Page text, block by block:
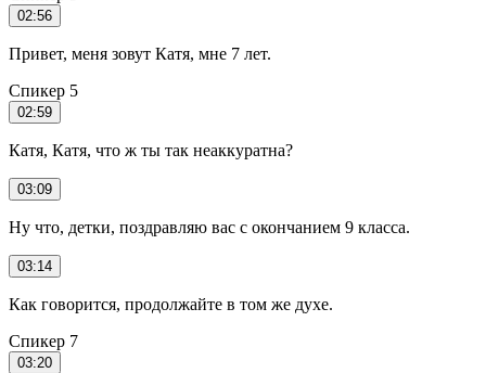
02:56
Привет, меня зовут Катя, мне 7 лет.
Спикер 5
02:59
Катя, Катя, что ж ты так неаккуратна?
03:09
Ну что, детки, поздравляю вас с окончанием 9 класса.
03:14
Как говорится, продолжайте в том же духе.
Спикер 7
03:20